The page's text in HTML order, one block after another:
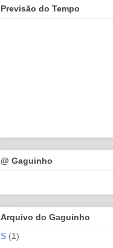
Previsão do Tempo
@ Gaguinho
Arquivo do Gaguinho
S (1)